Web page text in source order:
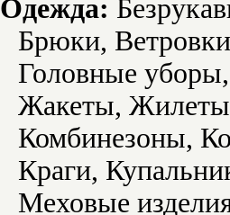
Одежда:
Брюки,
Головные
Жакеты,
Комбинезоны,
Краги,
Меховые